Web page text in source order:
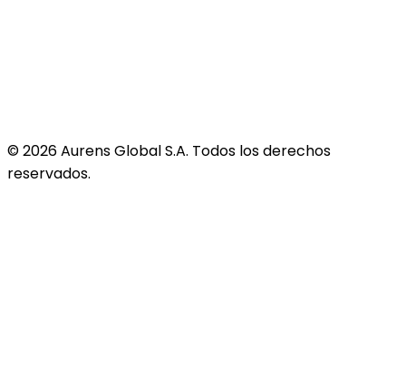
©2026Aurens Global S.A. Todos los derechos
reservados.